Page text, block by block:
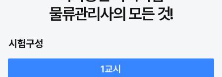
물류관리사의 모든 것!